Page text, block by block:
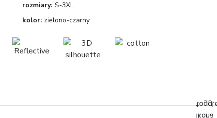
rozmiary: S-3XL
kolor: zielono-czarny